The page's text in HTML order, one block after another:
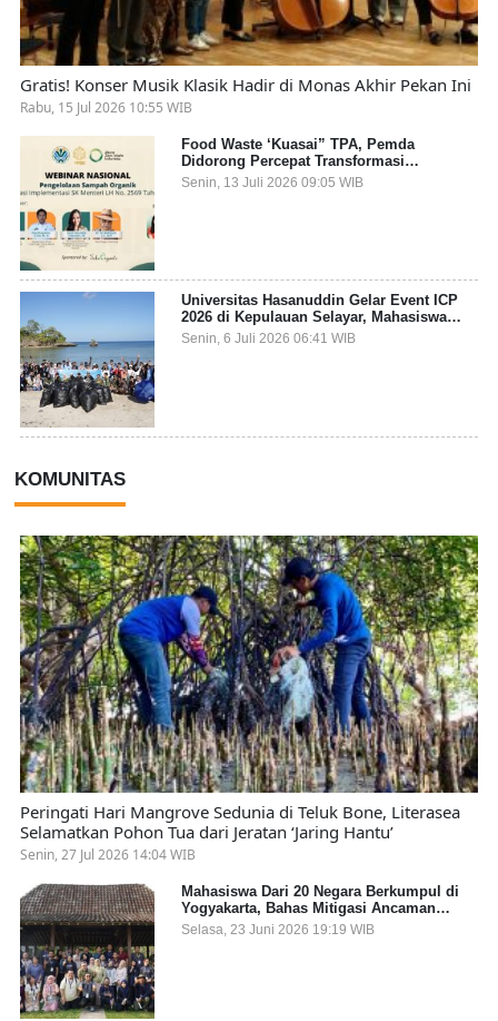
Gratis! Konser Musik Klasik Hadir di Monas Akhir Pekan Ini
Rabu, 15 Jul 2026 10:55 WIB
Food Waste ‘Kuasai” TPA, Pemda
Didorong Percepat Transformasi
Pengelolaan Sampah Organik dari Sumber
Senin, 13 Juli 2026 09:05 WIB
Universitas Hasanuddin Gelar Event ICP
2026 di Kepulauan Selayar, Mahasiswa
dari 27 Negara Jadi Partisipan
Senin, 6 Juli 2026 06:41 WIB
KOMUNITAS
Peringati Hari Mangrove Sedunia di Teluk Bone, Literasea
Selamatkan Pohon Tua dari Jeratan ‘Jaring Hantu’
Senin, 27 Jul 2026 14:04 WIB
Mahasiswa Dari 20 Negara Berkumpul di
Yogyakarta, Bahas Mitigasi Ancaman
Kesehatan Global
Selasa, 23 Juni 2026 19:19 WIB